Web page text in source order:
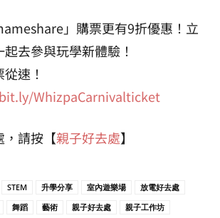
」購票更有9折優惠！立
去參與玩學新體驗！
速！
WhizpaCarnivalticket
，請按【親子好去處】
STEM 升學分享 室內遊樂場
放電好去處
舞蹈 藝術 親子好去處 親子工作坊